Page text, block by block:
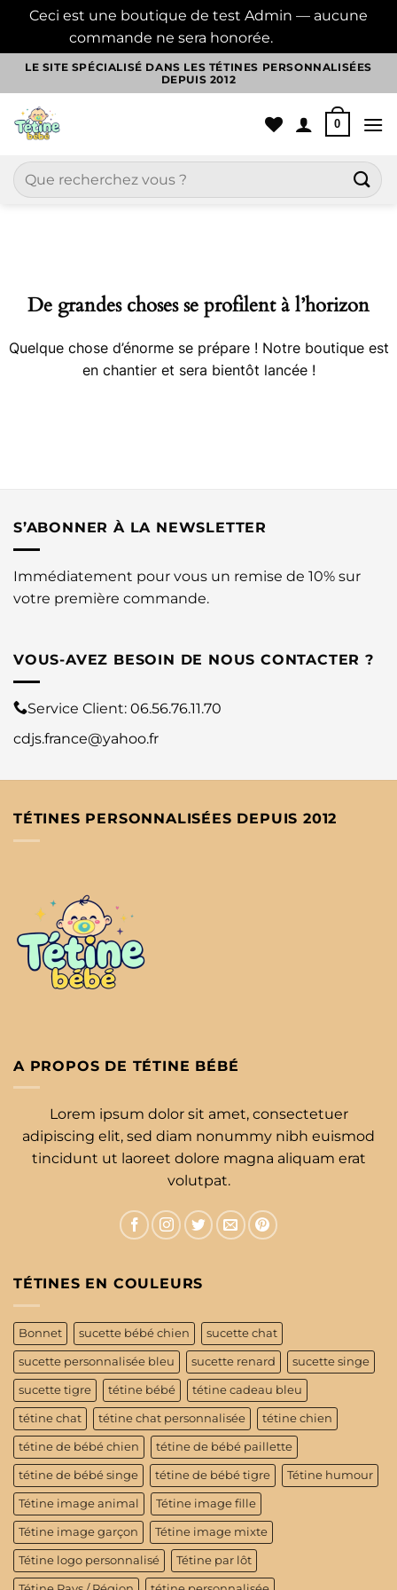
Ceci est une boutique de test Admin — aucune
commande ne sera honorée.
Passer
contenu
LE SITE SPÉCIALISÉ DANS LES TÉTINES PERSONNALISÉES
DEPUIS 2012
0
Recherche
pour :
De grandes choses se profilent à l’horizon
Quelque chose d’énorme se prépare ! Notre boutique est
en chantier et sera bientôt lancée !
S’ABONNER À LA NEWSLETTER
Immédiatement pour vous un remise de 10% sur
votre première commande.
VOUS-AVEZ BESOIN DE NOUS CONTACTER ?
Service Client: 06.56.76.11.70
cdjs.france@yahoo.fr
TÉTINES PERSONNALISÉES DEPUIS 2012
A PROPOS DE TÉTINE BÉBÉ
Lorem ipsum dolor sit amet, consectetuer
adipiscing elit, sed diam nonummy nibh euismod
tincidunt ut laoreet dolore magna aliquam erat
volutpat.
TÉTINES EN COULEURS
Bonnet sucette bébé chien sucette chat
sucette personnalisée bleu sucette renard sucette singe
sucette tigre tétine bébé tétine cadeau bleu
tétine chat tétine chat personnalisée tétine chien
tétine de bébé chien tétine de bébé paillette
tétine de bébé singe tétine de bébé tigre Tétine humour
Tétine image animal Tétine image fille
Tétine image garçon Tétine image mixte
Tétine logo personnalisé Tétine par lôt